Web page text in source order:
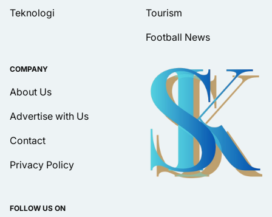
Teknologi
Tourism
Football News
COMPANY
About Us
Advertise with Us
Contact
Privacy Policy
FOLLOW US ON